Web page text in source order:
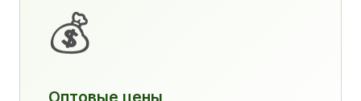
💰
Оптовые цены